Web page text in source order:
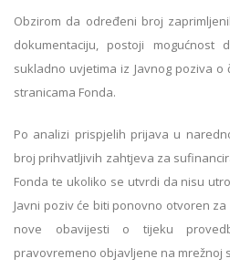
Obzirom da određeni broj
dokumentaciju, postoji mogućnost
sukladno uvjetima iz Javnog poziva
stranicama Fonda.
Po analizi prispjelih prijava u
broj prihvatljivih zahtjeva za
Fonda te ukoliko se utvrdi da nisu
Javni poziv će biti ponovno otvoren
nove obavijesti o tijeku
pravovremeno objavljene na mrežnoj